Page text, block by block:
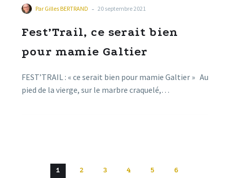
Par Gilles BERTRAND - 20 septembre 2021
Fest’Trail, ce serait bien
pour mamie Galtier
FEST’TRAIL : « ce serait bien pour mamie Galtier » Au
pied de la vierge, sur le marbre craquelé,…
1 2 3 4 5 6